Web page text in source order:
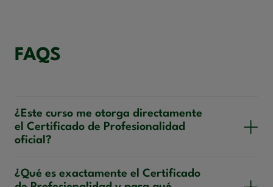
FAQS
¿Este curso me otorga directamente
el Certificado de Profesionalidad
oficial?
¿Qué es exactamente el Certificado